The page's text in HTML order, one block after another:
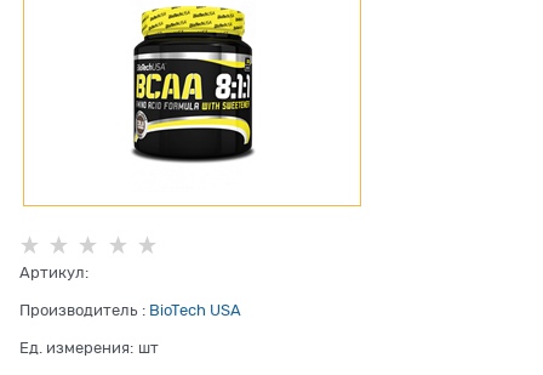
Артикул:
Производитель : BioTech USA
Ед. измерения: шт